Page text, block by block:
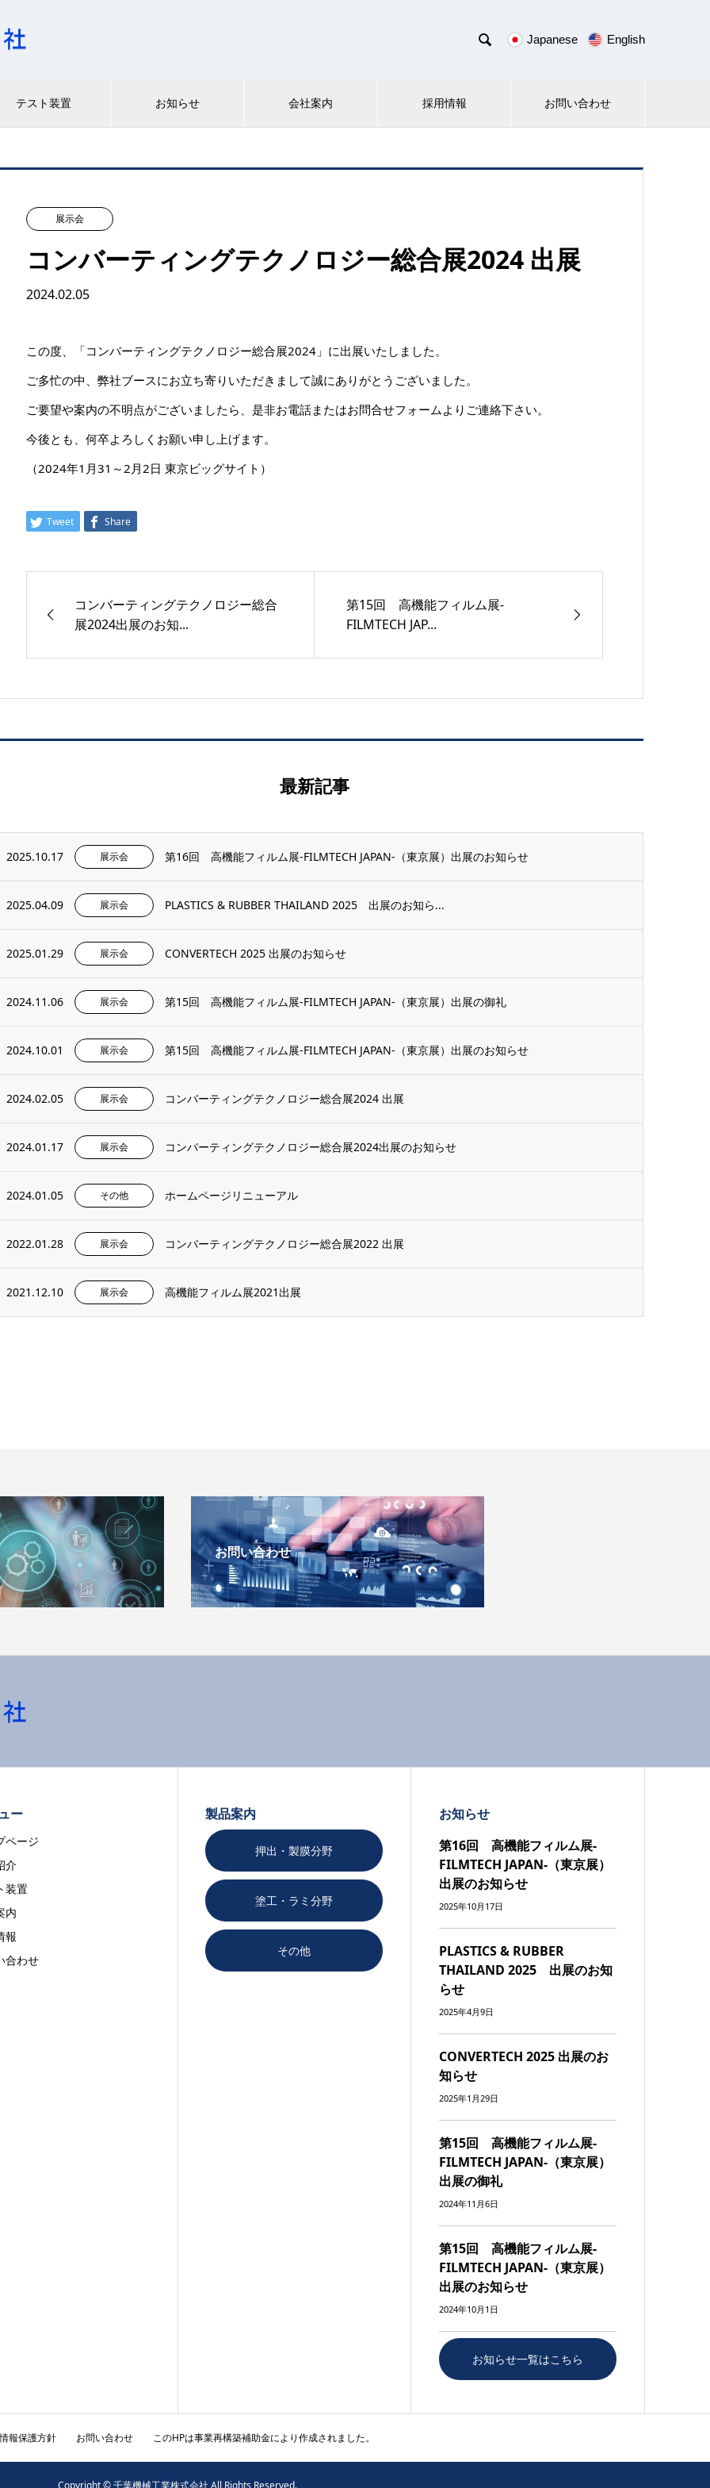
 Japanese English
テスト装置 お知らせ 会社案内 採用情報 お問い合わせ
展示会
コンバーティングテクノロジー総合展2024 出展
2024.02.05
この度、「コンバーティングテクノロジー総合展2024」に出展いたしました。
ご多忙の中、弊社ブースにお立ち寄りいただきまして誠にありがとうございました。
ご要望や案内の不明点がございましたら、是非お電話またはお問合せフォームよりご連絡下さい。
今後とも、何卒よろしくお願い申し上げます。
（2024年1月31～2月2日 東京ビッグサイト）
Tweet Share
コンバーティングテクノロジー総合
展2024出展のお知...
第15回 高機能フィルム展-
FILMTECH JAP...
最新記事
2025.10.17 展示会 第16回 高機能フィルム展-FILMTECH JAPAN-（東京展）出展のお知らせ
2025.04.09 展示会 PLASTICS & RUBBER THAILAND 2025 出展のお知ら...
2025.01.29 展示会 CONVERTECH 2025 出展のお知らせ
2024.11.06 展示会 第15回 高機能フィルム展-FILMTECH JAPAN-（東京展）出展の御礼
2024.10.01 展示会 第15回 高機能フィルム展-FILMTECH JAPAN-（東京展）出展のお知らせ
2024.02.05 展示会 コンバーティングテクノロジー総合展2024 出展
2024.01.17 展示会 コンバーティングテクノロジー総合展2024出展のお知らせ
2024.01.05 その他 ホームページリニューアル
2022.01.28 展示会 コンバーティングテクノロジー総合展2022 出展
2021.12.10 展示会 高機能フィルム展2021出展
お問い合わせ
ー
ページ
介
装置
内
報
合わせ
製品案内
押出・製膜分野
塗工・ラミ分野
その他
お知らせ
第16回 高機能フィルム展-
FILMTECH JAPAN-（東京展）
出展のお知らせ
2025年10月17日
PLASTICS & RUBBER
THAILAND 2025 出展のお知
らせ
2025年4月9日
CONVERTECH 2025 出展のお
知らせ
2025年1月29日
第15回 高機能フィルム展-
FILMTECH JAPAN-（東京展）
出展の御礼
2024年11月6日
第15回 高機能フィルム展-
FILMTECH JAPAN-（東京展）
出展のお知らせ
2024年10月1日
お知らせ一覧はこちら
報保護方針 お問い合わせ このHPは事業再構築補助金により作成されました。
Copyright © 千葉機械工業株式会社 All Rights Reserved.